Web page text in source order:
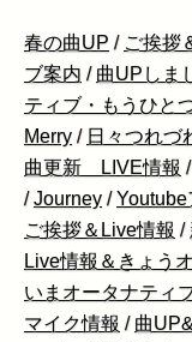
春の曲UP / ご挨拶
ブ案内 / 曲UPしま
ティブ・もうひ
Merry / 日々つれ
曲更新 LIVE情報 /
/Journey /Youtube
ご挨拶＆Live情報 /
Live情報＆きょう
いまオータナティ
マイク情報 / 曲